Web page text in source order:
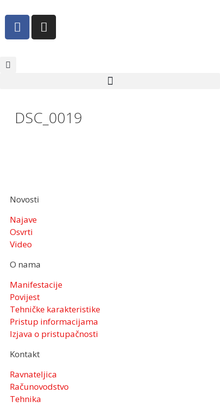
DSC_0019
Novosti
Najave
Osvrti
Video
O nama
Manifestacije
Povijest
Tehničke karakteristike
Pristup informacijama
Izjava o pristupačnosti
Kontakt
Ravnateljica
Računovodstvo
Tehnika